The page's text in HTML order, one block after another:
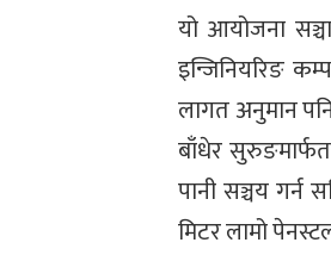
यो आयोजना
इन्जिनियरिङ
लागत अनुमान
बाँधेर
पानी सञ्चय
मिटर लामो